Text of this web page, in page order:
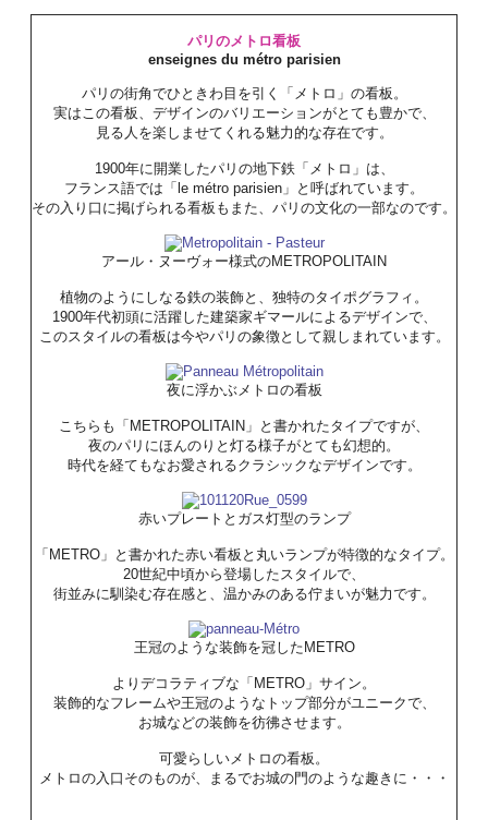
パリのメトロ看板
enseignes du métro parisien
パリの街角でひときわ目を引く「メトロ」の看板。
実はこの看板、デザインのバリエーションがとても豊かで、
見る人を楽しませてくれる魅力的な存在です。
1900年に開業したパリの地下鉄「メトロ」は、
フランス語では「le métro parisien」と呼ばれています。
その入り口に掲げられる看板もまた、パリの文化の一部なのです。
アール・ヌーヴォー様式のMETROPOLITAIN
植物のようにしなる鉄の装飾と、独特のタイポグラフィ。
1900年代初頭に活躍した建築家ギマールによるデザインで、
このスタイルの看板は今やパリの象徴として親しまれています。
夜に浮かぶメトロの看板
こちらも「METROPOLITAIN」と書かれたタイプですが、
夜のパリにほんのりと灯る様子がとても幻想的。
時代を経てもなお愛されるクラシックなデザインです。
赤いプレートとガス灯型のランプ
「METRO」と書かれた赤い看板と丸いランプが特徴的なタイプ。
20世紀中頃から登場したスタイルで、
街並みに馴染む存在感と、温かみのある佇まいが魅力です。
王冠のような装飾を冠したMETRO
よりデコラティブな「METRO」サイン。
装飾的なフレームや王冠のようなトップ部分がユニークで、
お城などの装飾を彷彿させます。
可愛らしいメトロの看板。
メトロの入口そのものが、まるでお城の門のような趣きに・・・